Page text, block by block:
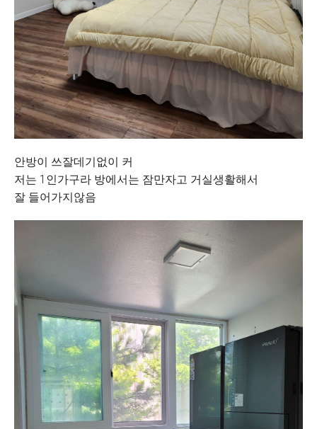
안방이 쓰잘데기없이 커
저는 1인가구라 방에서는 잠만자고 거실생활해서
잘 들어가지않음